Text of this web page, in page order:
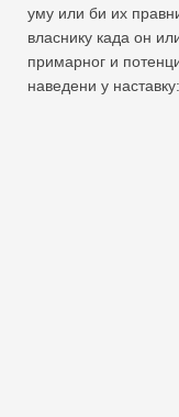
уму или би их
власнику када он
примарног и
наведени у наставку: